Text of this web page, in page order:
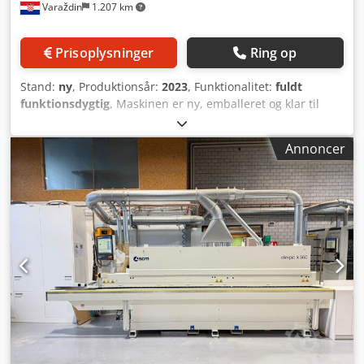
Varaždin 1.207 km
Prisoplysninger Ring op
Stand: ny, Produktionsår: 2023, Funktionalitet: fuldt
funktionsdygtig, Maskinen er ny, emballeret og klar til
transport fra sælgers lager i Kroatien! OLIMPIC k 560
opstilling "T-ER2" (40) - Europæiske sikkerhedsregler (CE-
normer) - "StarTouch" elektronisk styring med 12"
touchskærm 100 arbejd programmer, der kan tilpasses
individuelt - "RT-V1" præfræseraggregat - "VC-VM"
limaggregat (Installeret effekt: 3 kW, Opvarmningstid: 12
min, Limbeholderens kapacitet: 1,5 kg) - "SGP" - Smart
Gluing Pot - "K/SEL" endeklippesav (Motoreffekt: 0,35 kW,
Værktøjshastighed: 12.000 omdr./min) - "R-K"
trimmingsenhed (Motoreffekt: 0,55 kW, Fræserhastighed:
12.000 omdr./min, Udskydende materiale i forhold til
pladetykkelse: 2+2 mm, Min. pladetykkelse med radius: 12
mm, Vertikale/front kopieringsudstyr: disk/pude,
Værktøjsradius: 2 mm) - "ROUND X" afrundingsenhed
(Motoreffekt: 0,35 kW, Fræserhastighed: 12.000 omdr./min,
Annoncer